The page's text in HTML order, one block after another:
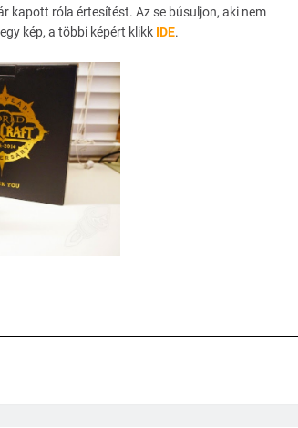
kapott róla értesítést. Az se búsuljon, aki nem
kép, a többi képért klikk IDE.